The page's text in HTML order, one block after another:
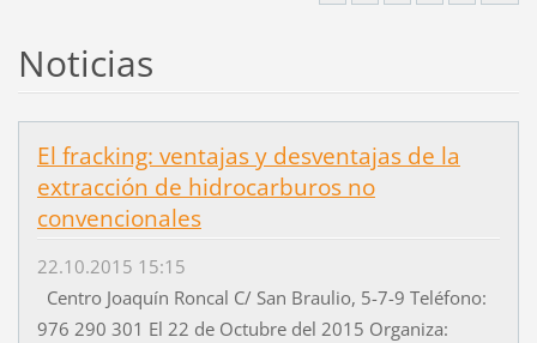
Noticias
El fracking: ventajas y desventajas de la
extracción de hidrocarburos no
convencionales
22.10.2015 15:15
Centro Joaquín Roncal C/ San Braulio, 5-7-9 Teléfono:
976 290 301 El 22 de Octubre del 2015 Organiza: